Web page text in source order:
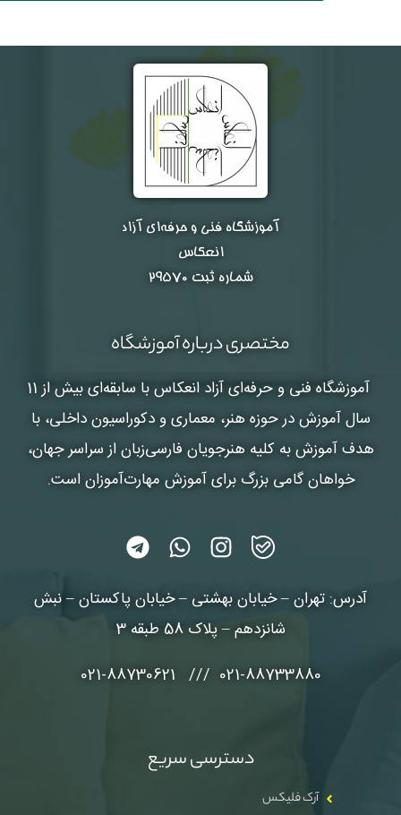
آموزشگاه فنی و حرفه‌ای آزاد
انعکاس
شماره ثبت ۲۹۵۷۰
مختصری درباره آموزشگاه
آموزشگاه فنی و حرفه‌ای آزاد انعکاس
با سابقه‌ای بیش از 11
سال آموزش در حوزه هنر، معماری و دکوراسیون داخلی، با
هدف آموزش به کلیه هنرجویان فارسی‌زبان از سراسر جهان،
خواهان گامی بزرگ برای آموزش مهارت‌آموزان است.
آدرس: تهران – خیابان بهشتی – خیابان پاکستان – نبش
شانزدهم – پلاک 58 طبقه 3
021-88733880 /// 021-88730621
دسترسی سریع
آرک فلیکس